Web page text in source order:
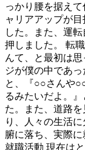
っかり腰を据え
ャリアアップが
した。また、運
押しました。 転
んて、と最初は
ジが僕の中であ
と、『○○さんや
るみたいだよ。
た。また、道路
り、人々の生活
腑に落ち、実際
就職活動 現在は